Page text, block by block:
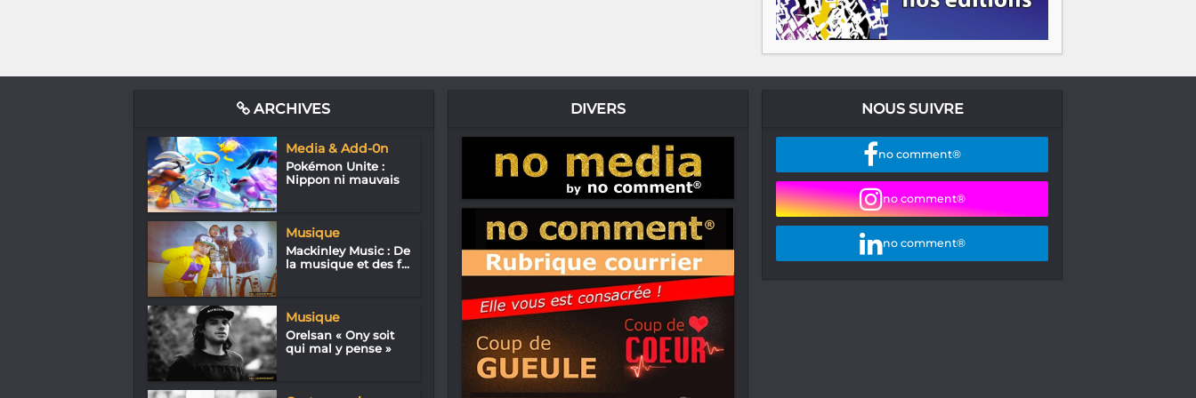
ARCHIVES
Media & Add-0n
Pokémon Unite :
Nippon ni mauvais
Musique
Mackinley Music : De
la musique et des f...
Musique
Orelsan « Ony soit
qui mal y pense »
DIVERS NOUS SUIVRE
no comment®
no comment®
no comment®